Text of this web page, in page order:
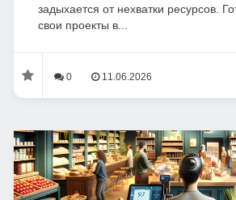
задыхается от нехватки ресурсов.
свои проекты в...
0 11.06.2026